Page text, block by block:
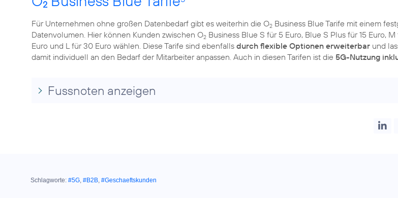
2
Für Unternehmen ohne großen Datenbedarf gibt es weiterhin die O2 Business Blue Tarife mit einem
Datenvolumen. Hier können Kunden zwischen O2 Business Blue S für 5 Euro, Blue S Plus für 15 Euro,
Euro und L für 30 Euro wählen. Diese Tarife sind ebenfalls durch flexible Optionen erweiterbar und
damit individuell an den Bedarf der Mitarbeiter anpassen. Auch in diesen Tarifen ist die 5G-Nutzung
Fussnoten anzeigen
Schlagworte: #5G, #B2B, #Geschaeftskunden